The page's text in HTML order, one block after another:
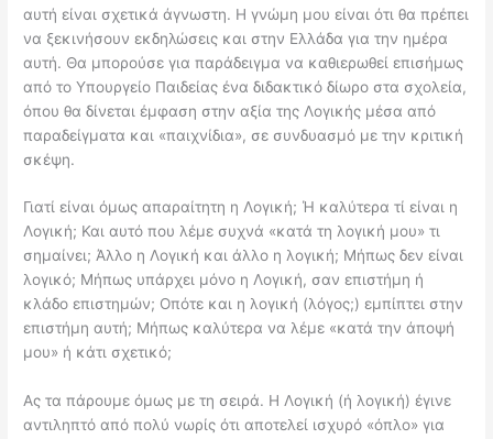
αυτή είναι σχετικά άγνωστη. Η γνώμη μου είναι ότι θα πρέπει
να ξεκινήσουν εκδηλώσεις και στην Ελλάδα για την ημέρα
αυτή. Θα μπορούσε για παράδειγμα να καθιερωθεί επισήμως
από το Υπουργείο Παιδείας ένα διδακτικό δίωρο στα σχολεία,
όπου θα δίνεται έμφαση στην αξία της Λογικής μέσα από
παραδείγματα και «παιχνίδια», σε συνδυασμό με την κριτική
σκέψη.
Γιατί είναι όμως απαραίτητη η Λογική; Ή καλύτερα τί είναι η
Λογική; Και αυτό που λέμε συχνά «κατά τη λογική μου» τι
σημαίνει; Άλλο η Λογική και άλλο η λογική; Μήπως δεν είναι
λογικό; Μήπως υπάρχει μόνο η Λογική, σαν επιστήμη ή
κλάδο επιστημών; Οπότε και η λογική (λόγος;) εμπίπτει στην
επιστήμη αυτή; Μήπως καλύτερα να λέμε «κατά την άποψή
μου» ή κάτι σχετικό;
Ας τα πάρουμε όμως με τη σειρά. Η Λογική (ή λογική) έγινε
αντιληπτό από πολύ νωρίς ότι αποτελεί ισχυρό «όπλο» για